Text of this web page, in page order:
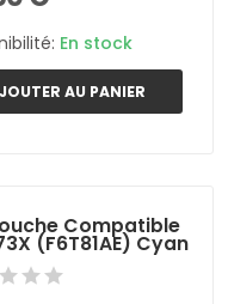
En stock
AU PANIER
Compatible
(F6T81AE) Cyan